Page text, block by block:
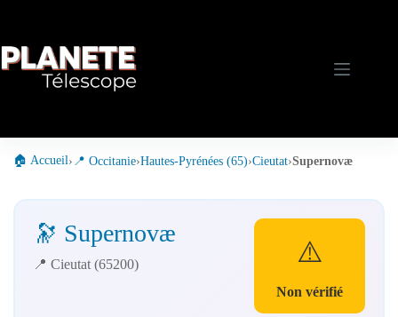
🏠 Accueil› 📍 Occitanie›Hautes-Pyrénées (65)›Cieutat›Supernovæ
🔭 Supernovæ
📍 Cieutat (65200) ⚠️
Non vérifié